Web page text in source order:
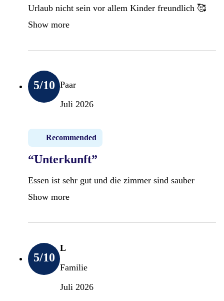
Urlaub nicht sein vor allem Kinder freundlich 🥰
Show more
5/10 Paar
Juli 2026
Recommended
“Unterkunft”
Essen ist sehr gut und die zimmer sind sauber
Show more
5/10
L
Familie
Juli 2026